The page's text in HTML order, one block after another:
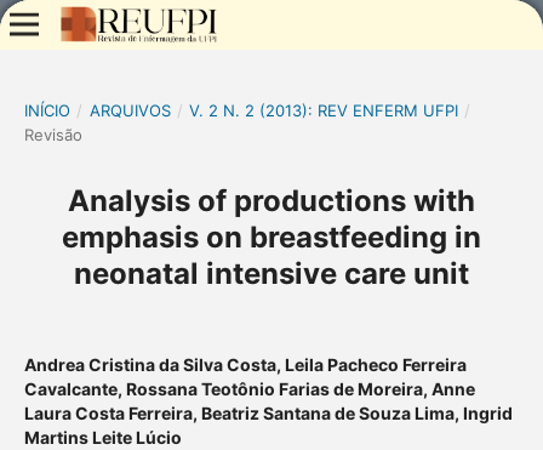
INÍCIO / ARQUIVOS / V. 2 N. 2 (2013): REV ENFERM UFPI /
Revisão
Analysis of productions with
emphasis on breastfeeding in
neonatal intensive care unit
Andrea Cristina da Silva Costa, Leila Pacheco Ferreira
Cavalcante, Rossana Teotônio Farias de Moreira, Anne
Laura Costa Ferreira, Beatriz Santana de Souza Lima, Ingrid
Martins Leite Lúcio